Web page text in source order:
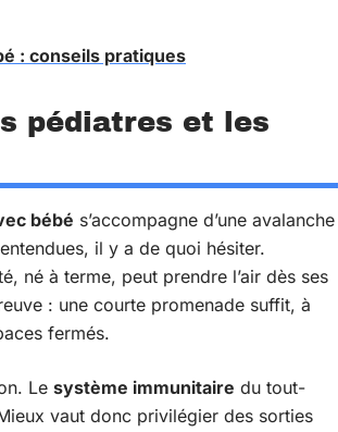
: conseils pratiques
pédiatres et les
bébé s’accompagne d’une avalanche
il y a de quoi hésiter.
né à terme, peut prendre l’air dès ses
: une courte promenade suffit, à
fermés.
Le système immunitaire du tout-
vaut donc privilégier des sorties